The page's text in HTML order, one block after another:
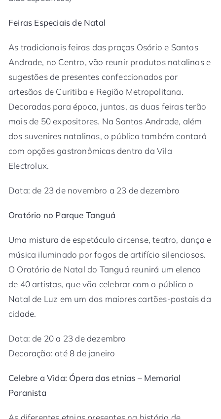
Feiras Especiais de Natal
As tradicionais feiras das praças Osório e Santos
Andrade, no Centro, vão reunir produtos natalinos e
sugestões de presentes confeccionados por
artesãos de Curitiba e Região Metropolitana.
Decoradas para época, juntas, as duas feiras terão
mais de 50 expositores. Na Santos Andrade, além
dos suvenires natalinos, o público também contará
com opções gastronômicas dentro da Vila
Electrolux.
Data: de 23 de novembro a 23 de dezembro
Oratório no Parque Tanguá
Uma mistura de espetáculo circense, teatro, dança e
música iluminado por fogos de artifício silenciosos.
O Oratório de Natal do Tanguá reunirá um elenco
de 40 artistas, que vão celebrar com o público o
Natal de Luz em um dos maiores cartões-postais da
cidade.
Data: de 20 a 23 de dezembro
Decoração: até 8 de janeiro
Celebre a Vida: Ópera das etnias – Memorial
Paranista